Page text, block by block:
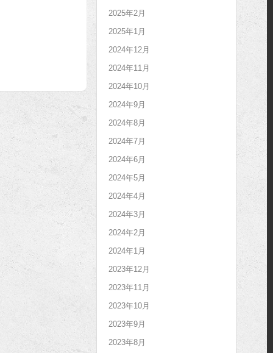
2025年2月
2025年1月
2024年12月
2024年11月
2024年10月
2024年9月
2024年8月
2024年7月
2024年6月
2024年5月
2024年4月
2024年3月
2024年2月
2024年1月
2023年12月
2023年11月
2023年10月
2023年9月
2023年8月